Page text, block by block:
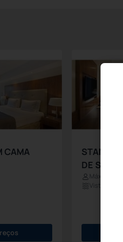
CAMA
DE
Máximo 3
Vista para